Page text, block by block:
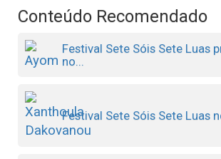
Conteúdo Recomendado
Festival Sete Sóis Sete Luas
no...
Festival Sete Sóis Sete Luas